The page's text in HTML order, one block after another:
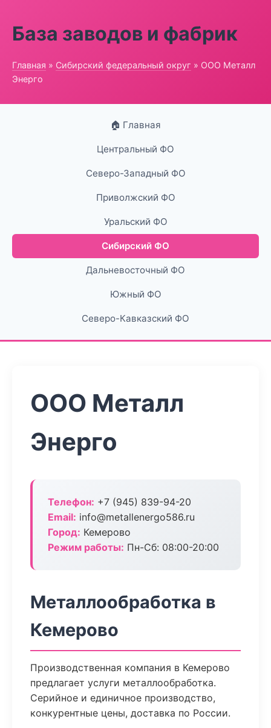
База заводов и фабрик
Главная » Сибирский федеральный округ » ООО Металл
Энерго
🏠 Главная
Центральный ФО
Северо-Западный ФО
Приволжский ФО
Уральский ФО
Сибирский ФО
Дальневосточный ФО
Южный ФО
Северо-Кавказский ФО
ООО Металл
Энерго
Телефон: +7 (945) 839-94-20
Email: info@metallenergo586.ru
Город: Кемерово
Режим работы: Пн-Сб: 08:00-20:00
Металлообработка в
Кемерово
Производственная компания в Кемерово
предлагает услуги металлообработка.
Серийное и единичное производство,
конкурентные цены, доставка по России.